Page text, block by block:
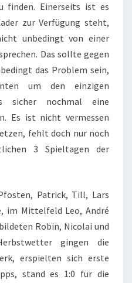
finden. Einerseits ist es
zur Verfügung steht,
unbedingt von einer
Das sollte gegen
das Problem sein,
um den einzigen
sicher nochmal eine
Es ist nicht vermessen
fehlt doch nur noch
3 Spieltagen der
Patrick, Till, Lars
im Mittelfeld Leo, André
Robin, Nicolai und
gingen die
erspielten sich erste
stand es 1:0 für die